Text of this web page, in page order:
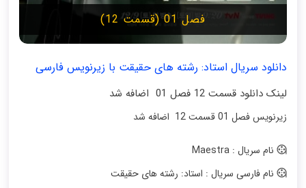
فصل 01 (قسمت 12)
دانلود سریال استاد: رشته های حقیقت با زیرنویس فارسی
لینک دانلود قسمت 12 فصل 01 اضافه شد
زیرنویس فصل 01 قسمت 12 اضافه شد
نام سریال : Maestra
نام فارسی سریال : استاد: رشته های حقیقت